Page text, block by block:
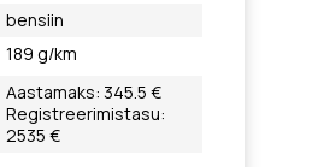
bensiin
189 g/km
Aastamaks: 345.5 €
Registreerimistasu:
2535 €